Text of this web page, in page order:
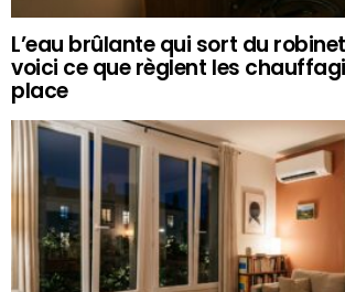
L’eau brûlante qui sort du
voici ce que règlent les
place